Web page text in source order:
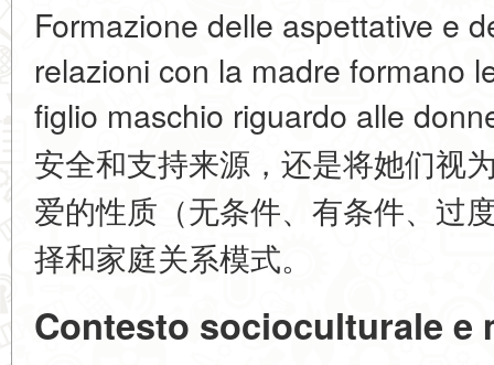
Formazione delle aspettative e
relazioni con la madre formano
figlio maschio riguardo alle
安全和支持来源，还是将她们视
爱的性质（无条件、有条件、过
择和家庭关系模式。
Contesto socioculturale e